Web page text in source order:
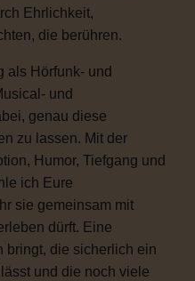
Ehrlichkeit,
die berühren.
als Hörfunk- und
und
genau diese
zu lassen. Mit der
Humor, Tiefgang und
ich Eure
sie gemeinsam mit
dürft. Eine
bringt, die sicherlich ein
und die noch viele